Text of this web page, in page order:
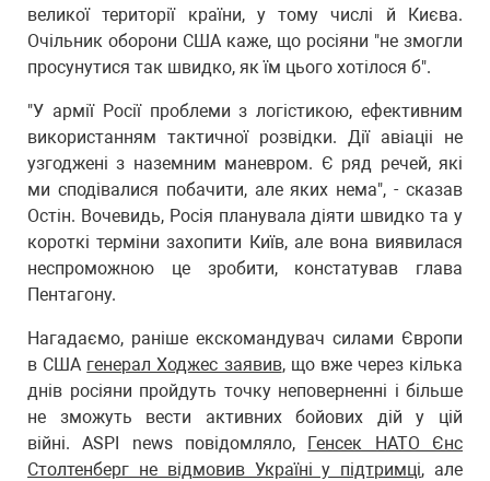
великої території країни, у тому числі й Києва.
Очільник оборони США каже, що росіяни "не змогли
просунутися так швидко, як їм цього хотілося б".
"У армії Росії проблеми з логістикою, ефективним
використанням тактичної розвідки. Дії авіаціі не
узгоджені з наземним маневром. Є ряд речей, які
ми сподівалися побачити, але яких нема", - сказав
Остін. Вочевидь, Росія планувала діяти швидко та у
короткі терміни захопити Київ, але вона виявилася
неспроможною це зробити, констатував глава
Пентагону.
Нагадаємо, раніше екскомандувач силами Європи
в США генерал Ходжес заявив, що вже через кілька
днів росіяни пройдуть точку неповерненні і більше
не зможуть вести активних бойових дій у цій
війні. ASPI news повідомляло, Генсек НАТО Єнс
Столтенберг не відмовив Україні у підтримці, але